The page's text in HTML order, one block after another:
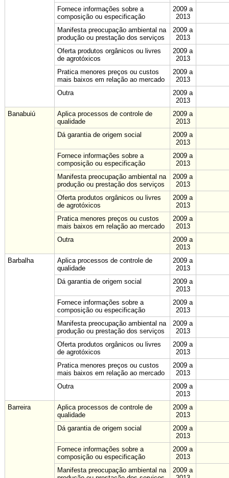
Fornece informações sobre a
composição ou especificação
2009 a
2013
Manifesta preocupação ambiental na
produção ou prestação dos serviços
2009 a
2013
Oferta produtos orgânicos ou livres
de agrotóxicos
2009 a
2013
Pratica menores preços ou custos
mais baixos em relação ao mercado
2009 a
2013
Outra
2009 a
2013
Banabuiú
Aplica processos de controle de
qualidade
2009 a
2013
Dá garantia de origem social
2009 a
2013
Fornece informações sobre a
composição ou especificação
2009 a
2013
Manifesta preocupação ambiental na
produção ou prestação dos serviços
2009 a
2013
Oferta produtos orgânicos ou livres
de agrotóxicos
2009 a
2013
Pratica menores preços ou custos
mais baixos em relação ao mercado
2009 a
2013
Outra
2009 a
2013
Barbalha
Aplica processos de controle de
qualidade
2009 a
2013
Dá garantia de origem social
2009 a
2013
Fornece informações sobre a
composição ou especificação
2009 a
2013
Manifesta preocupação ambiental na
produção ou prestação dos serviços
2009 a
2013
Oferta produtos orgânicos ou livres
de agrotóxicos
2009 a
2013
Pratica menores preços ou custos
mais baixos em relação ao mercado
2009 a
2013
Outra
2009 a
2013
Barreira
Aplica processos de controle de
qualidade
2009 a
2013
Dá garantia de origem social
2009 a
2013
Fornece informações sobre a
composição ou especificação
2009 a
2013
Manifesta preocupação ambiental na
2009 a